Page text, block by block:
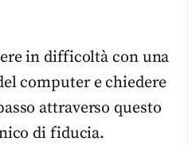
in difficoltà con una
computer e chiedere
attraverso questo
di fiducia.